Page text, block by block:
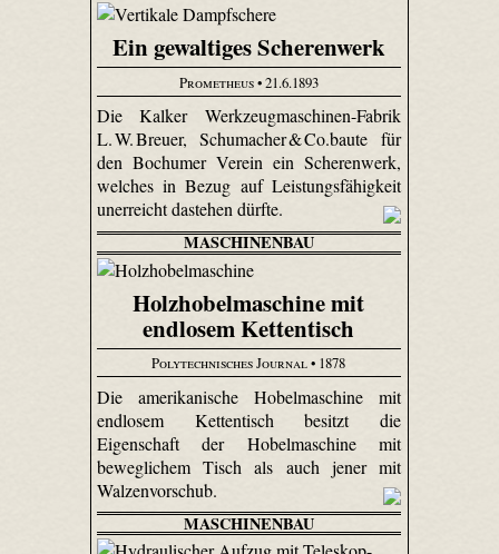
Ein gewaltiges Scherenwerk
Prometheus• 21.6.1893
Die Kalker Werkzeugmaschinen-Fabrik
L. W. Breuer, Schumacher & Co.baute für
den Bochumer Verein ein Scherenwerk,
welches in Bezug auf Leistungsfähigkeit
unerreicht dastehen dürfte.
MASCHINENBAU
Holzhobelmaschine mit
endlosem Kettentisch
Polytechnisches Journal• 1878
Die amerikanische Hobelmaschine mit
endlosem Kettentisch besitzt die
Eigenschaft der Hobelmaschine mit
beweglichem Tisch als auch jener mit
Walzenvorschub.
MASCHINENBAU